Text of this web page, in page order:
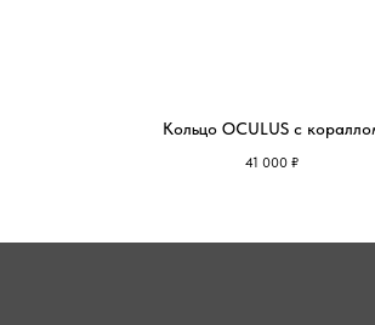
Кольцо OCULUS с
41 000 ₽